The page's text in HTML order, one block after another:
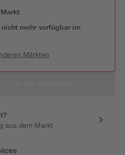
mehr verfügbar im
Märkten
aus dem Markt